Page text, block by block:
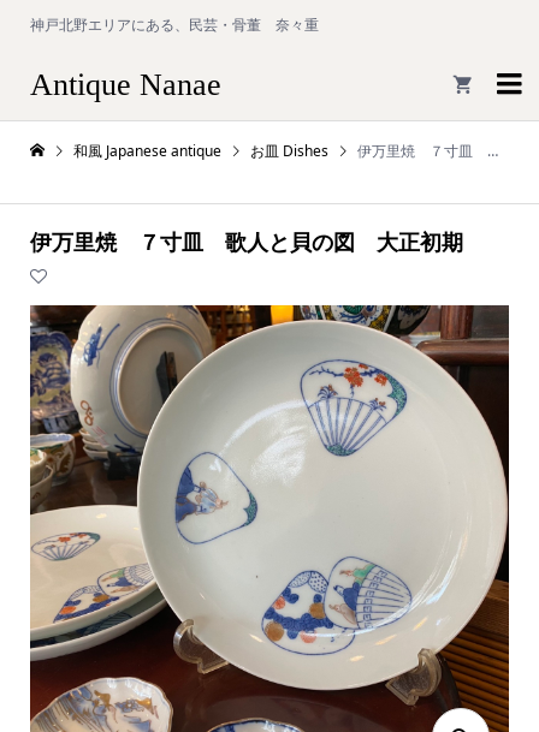
神戸北野エリアにある、民芸・骨董 奈々重
Antique Nanae 
和風 Japanese antique お皿 Dishes 伊万里焼 ７寸皿 歌人と貝の図 大正初期
伊万里焼 ７寸皿 歌人と貝の図 大正初期